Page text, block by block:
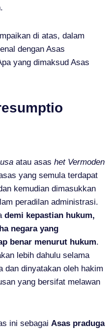
di atas, dalam
dengan Asas
yang dimaksud Asas
atau asas het Vermoden
yang semula terdapat
kemudian dimasukkan
peradilan administrasi.
demi kepastian hukum,
negara yang
benar menurut hukum.
lebih dahulu selama
dan dinyatakan oleh hakim
yang bersifat melawan
ini sebagai Asas praduga